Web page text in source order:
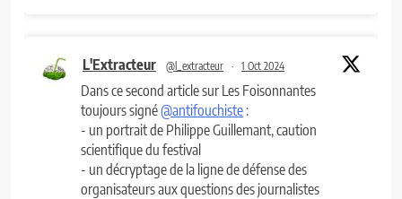
L'Extracteur @l_extracteur · 1 Oct 2024
Dans ce second article sur Les Foisonnantes
toujours signé@antifouchiste :
- un portrait de Philippe Guillemant, caution
scientifique du festival
- un décryptage de la ligne de défense des
organisateurs aux questions des journalistes